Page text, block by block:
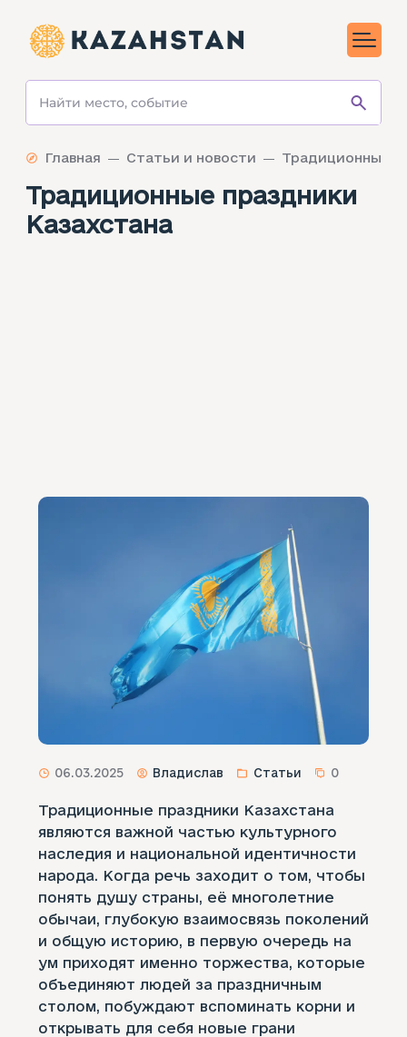
Традиционные праздники
Казахстана
Главная Статьи и новости
06.03.2025 Владислав Статьи 0
Традиционные праздники Казахстана
являются важной частью культурного
наследия и национальной идентичности
народа. Когда речь заходит о том, чтобы
понять душу страны, её многолетние
обычаи, глубокую взаимосвязь поколений
и общую историю, в первую очередь на
ум приходят именно торжества, которые
объединяют людей за праздничным
столом, побуждают вспоминать корни и
открывать для себя новые грани